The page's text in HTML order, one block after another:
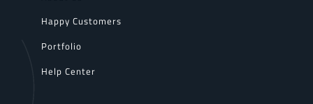
Happy Customers
Portfolio
Help Center